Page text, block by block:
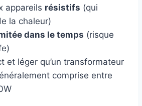
appareils résistifs (qui
la chaleur)
dans le temps (risque
et léger qu’un transformateur
comprise entre